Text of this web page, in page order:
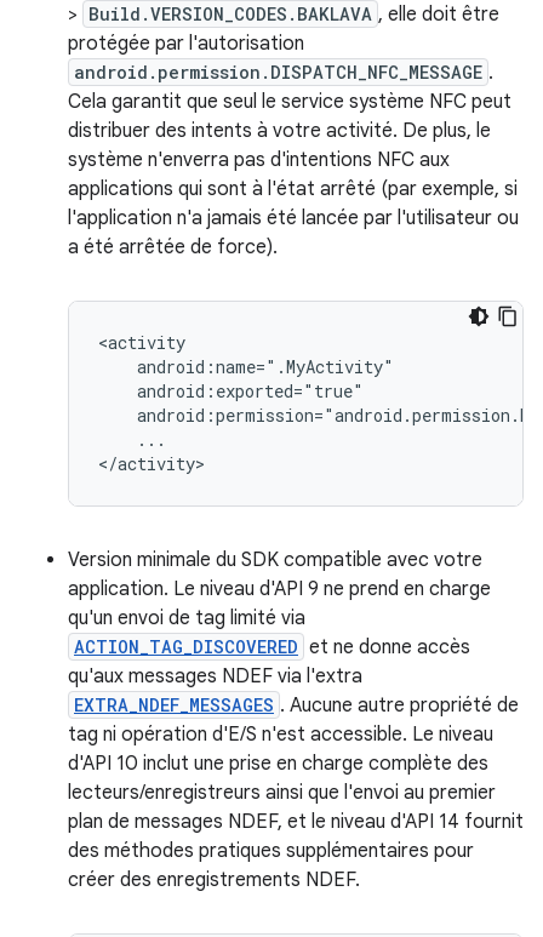
> Build.VERSION_CODES.BAKLAVA , elle doit être
protégée par l'autorisation
android.permission.DISPATCH_NFC_MESSAGE .
Cela garantit que seul le service système NFC peut
distribuer des intents à votre activité. De plus, le
système n'enverra pas d'intentions NFC aux
applications qui sont à l'état arrêté (par exemple, si
l'application n'a jamais été lancée par l'utilisateur ou
a été arrêtée de force).
...
</activity>
Version minimale du SDK compatible avec votre
application. Le niveau d'API 9 ne prend en charge
qu'un envoi de tag limité via
ACTION_TAG_DISCOVERED et ne donne accès
qu'aux messages NDEF via l'extra
EXTRA_NDEF_MESSAGES . Aucune autre propriété de
tag ni opération d'E/S n'est accessible. Le niveau
d'API 10 inclut une prise en charge complète des
lecteurs/enregistreurs ainsi que l'envoi au premier
plan de messages NDEF, et le niveau d'API 14 fournit
des méthodes pratiques supplémentaires pour
créer des enregistrements NDEF.